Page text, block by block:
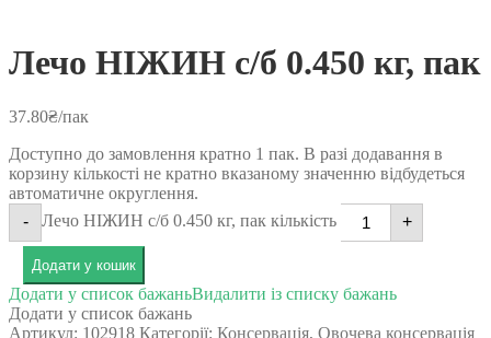
Лечо НІЖИН с/б 0.450 кг, пак
37.80₴/пак
Доступно до замовлення кратно 1 пак. В разі додавання в
корзину кількості не кратно вказаному значенню відбудеться
автоматичне округлення.
-
Лечо НІЖИН с/б 0.450 кг, пак кількість +
Додати у кошик
Додати у список бажаньВидалити із списку бажань
Додати у список бажань
Артикул: 102918 Категорії: Консервація, Овочева консервація